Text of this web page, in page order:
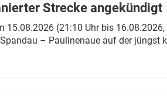
Strecke angekündigt
(21:10 Uhr bis
– Paulinenaue auf der jüngst